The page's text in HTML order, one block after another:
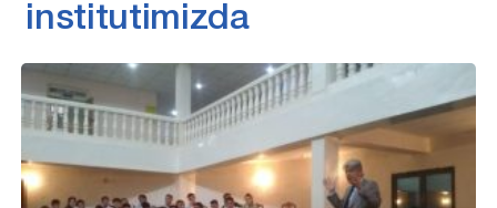
institutimizda